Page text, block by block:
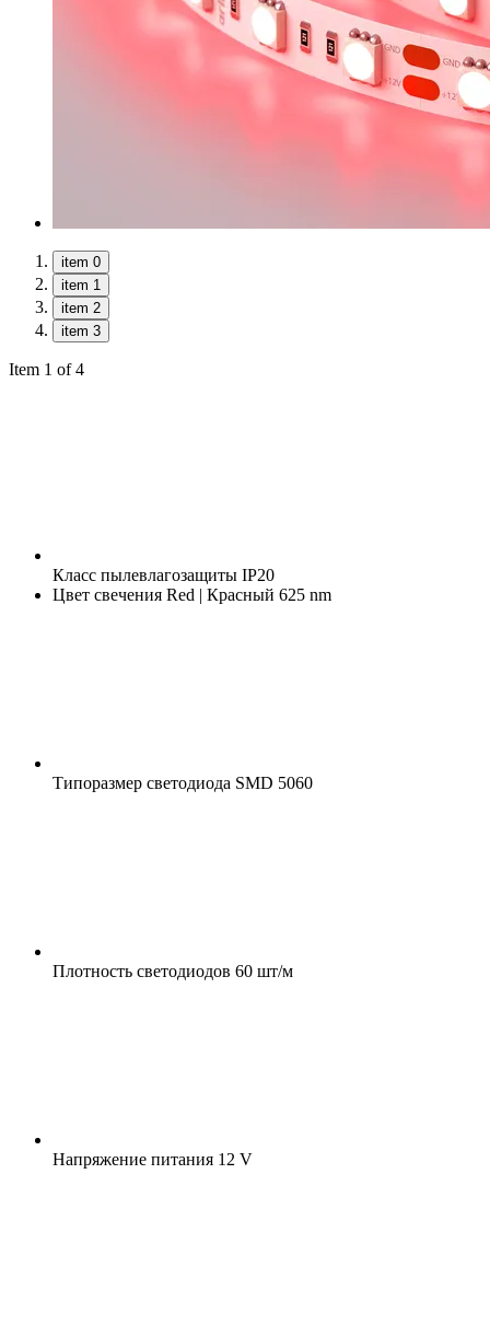
item 0
item 1
item 2
item 3
Item 1 of 4
Класс пылевлагозащиты IP20
Цвет свечения Red | Красный 625 nm
Типоразмер светодиода SMD 5060
Плотность светодиодов 60 шт/м
Напряжение питания 12 V